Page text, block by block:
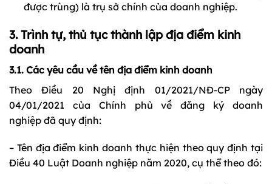
được trùng) là trụ sở chính của doanh nghiệp.
3. Trình tự, thủ tục thành lập địa điểm kinh
doanh
3.1. Các yêu cầu về tên địa điểm kinh doanh
Theo Điều 20 Nghị định 01/2021/NĐ-CP ngày
04/01/2021 của Chính phủ về đăng ký doanh
nghiệp đã quy định:
– Tên địa điểm kinh doanh thực hiện theo quy định tại
Điều 40 Luật Doanh nghiệp năm 2020, cụ thể theo đó: